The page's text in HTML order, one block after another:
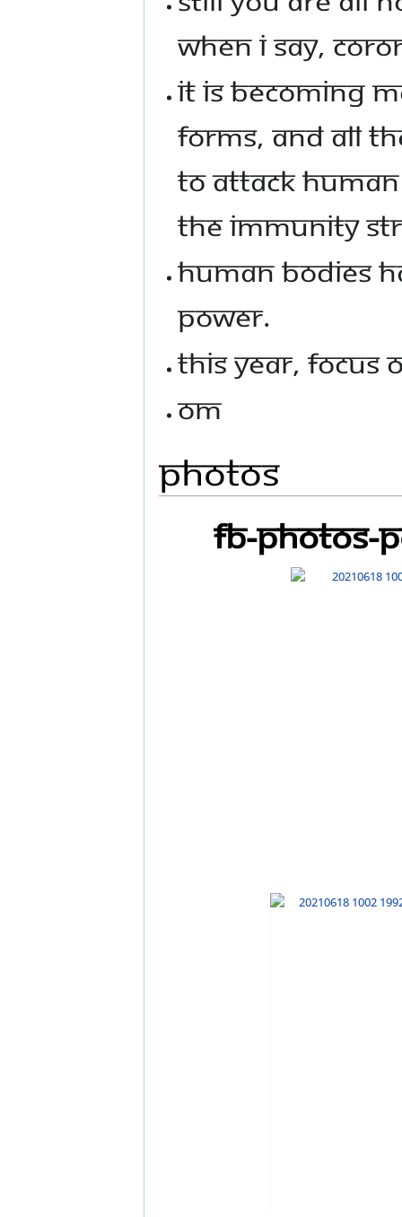
WHEN I SAY,
IT IS BECOMING
FORMS, AND ALL
TO ATTACK
THE IMMUNITY
HUMAN BODIES
POWER.
THIS YEAR, FOCUS
OM
Photos
FB-Photos-